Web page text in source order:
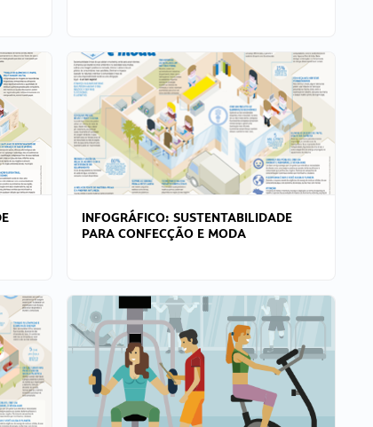
INFOGRÁFICO: SUSTENTABILIDADE
PARA CONFECÇÃO E MODA